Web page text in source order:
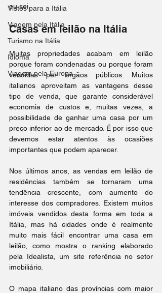
Vistos para a Itália
Viagem pela Itália
Turismo na Itália
Idioma
Viagem pela Europa
eu sei.
Casas em leilão na Itália
Muitas propriedades acabam em leilão
porque foram condenadas ou porque foram
vendidas por órgãos públicos. Muitos
italianos aproveitam as vantagens desse
tipo de venda, que garante considerável
economia de custos e, muitas vezes, a
possibilidade de ganhar uma casa por um
preço inferior ao de mercado. É por isso que
devemos estar atentos às ocasiões
importantes que podem aparecer.
Nos últimos anos, as vendas em leilão de
residências também se tornaram uma
tendência crescente, com aumento do
interesse dos compradores. Existem muitos
imóveis vendidos desta forma em toda a
Itália, mas há cidades onde é realmente
muito mais fácil encontrar uma casa em
leilão, como mostra o ranking elaborado
pela Idealista, um site referência no setor
imobiliário.
O mapa italiano das províncias com maior